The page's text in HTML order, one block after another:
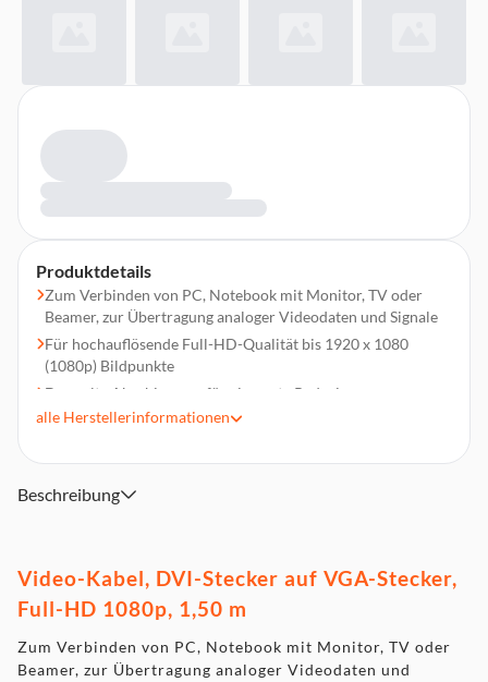
Produktdetails
Zum Verbinden von PC, Notebook mit Monitor, TV oder
Beamer, zur Übertragung analoger Videodaten und Signale
Für hochauflösende Full-HD-Qualität bis 1920 x 1080
(1080p) Bildpunkte
Doppelte Abschirmung für eine gute Reduzierung von
elektromagnetischen Störeinflüssen
flache Geräte oder bei beengten Platzverhältnissen
Optimierter Knickschutz durch flexible Materialien
Verdrillte Adernpaare mit einem Außenmantel aus
robustem PVC-Material minimieren Interferenzen
alle Herstellerinformationen
Beschreibung
Video-Kabel, DVI-Stecker auf VGA-Stecker,
Full-HD 1080p, 1,50 m
Zum Verbinden von PC, Notebook mit Monitor, TV oder
Beamer, zur Übertragung analoger Videodaten und